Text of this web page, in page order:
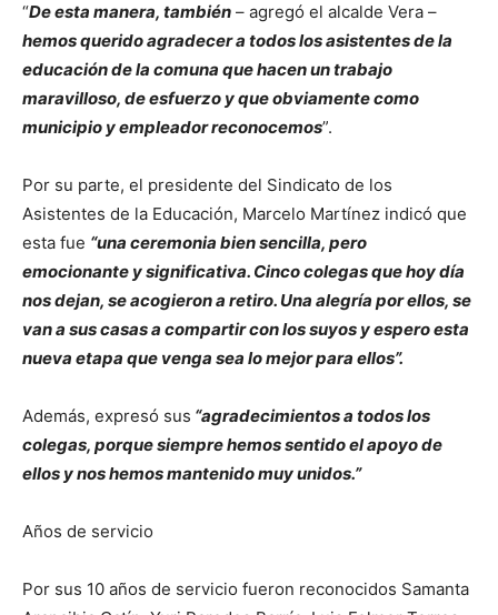
“De esta manera, también – agregó el alcalde Vera –
hemos querido agradecer a todos los asistentes de la
educación de la comuna que hacen un trabajo
maravilloso, de esfuerzo y que obviamente como
municipio y empleador reconocemos”.
Por su parte, el presidente del Sindicato de los
Asistentes de la Educación, Marcelo Martínez indicó que
esta fue “una ceremonia bien sencilla, pero
emocionante y significativa. Cinco colegas que hoy día
nos dejan, se acogieron a retiro. Una alegría por ellos, se
van a sus casas a compartir con los suyos y espero esta
nueva etapa que venga sea lo mejor para ellos”.
Además, expresó sus “agradecimientos a todos los
colegas, porque siempre hemos sentido el apoyo de
ellos y nos hemos mantenido muy unidos.”
Años de servicio
Por sus 10 años de servicio fueron reconocidos Samanta